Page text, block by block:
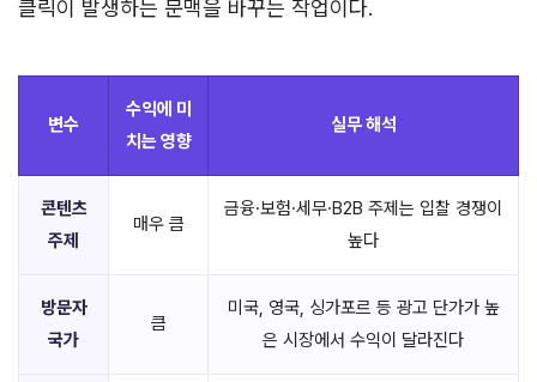
클릭이 발생하는 문맥을 바꾸는 작업이다.
변수
수익에 미
치는 영향
실무 해석
콘텐츠
주제
매우 큼
금융·보험·세무·B2B 주제는 입찰 경쟁이
높다
방문자
국가
큼
미국, 영국, 싱가포르 등 광고 단가가 높
은 시장에서 수익이 달라진다